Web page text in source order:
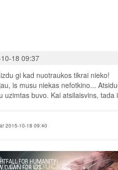
18 09:37
gi kad nuotraukos tikrai nieko!
is musu niekas nefotkino...
uzimtas buvo. Kai atsilaisvins, tada
2015-10-18 09:40